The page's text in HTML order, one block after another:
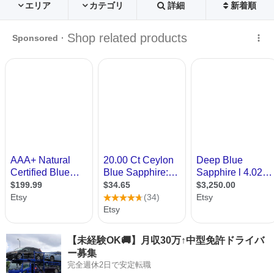
エリア カテゴリ 詳細 新着順
【未経験OK🚚】月収30万↑中型免許ドライバ
ー募集
完全週休2日で安定転職